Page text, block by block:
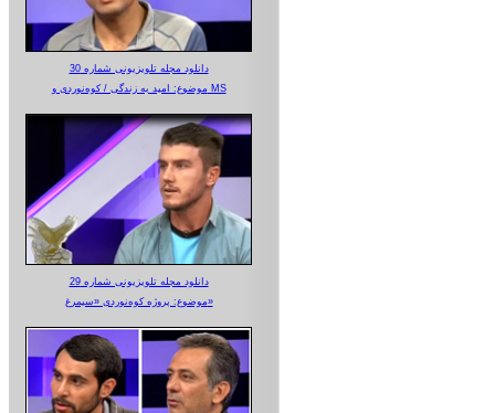
دانلود مجله تلویزیونی شماره 30
موضوع: امید به زندگی / کوه‌نوردی و MS
دانلود مجله تلویزیونی شماره 29
موضوع: پروژه کوه‌نوردی «سیمرغ»